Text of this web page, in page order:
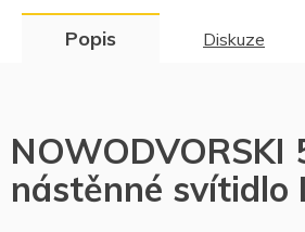
Popis Diskuze
NOWODVORSKI
nástěnné svítidlo